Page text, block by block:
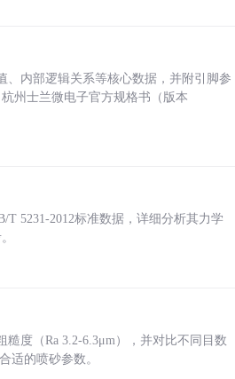
、内部逻辑关系等核心数据，并附引脚参
州士兰微电子官方规格书（版本
5231-2012标准数据，详细分析其力学
度（Ra 3.2-6.3μm），并对比不同目数
适的喷砂参数。